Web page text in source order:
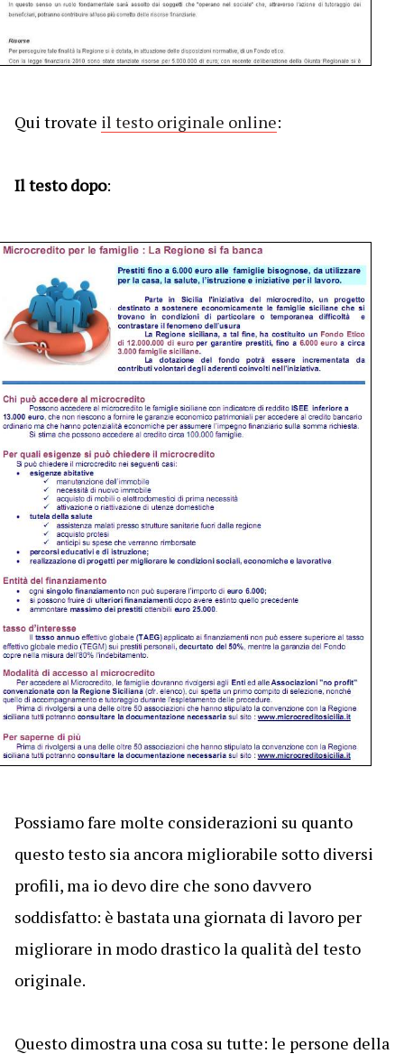
Qui trovate il testo originale online:
Il testo dopo:
Possiamo fare molte considerazioni su quanto
questo testo sia ancora migliorabile sotto diversi
profili, ma io devo dire che sono davvero
soddisfatto: è bastata una giornata di lavoro per
migliorare in modo drastico la qualità del testo
originale.
Questo dimostra una cosa su tutte: le persone della